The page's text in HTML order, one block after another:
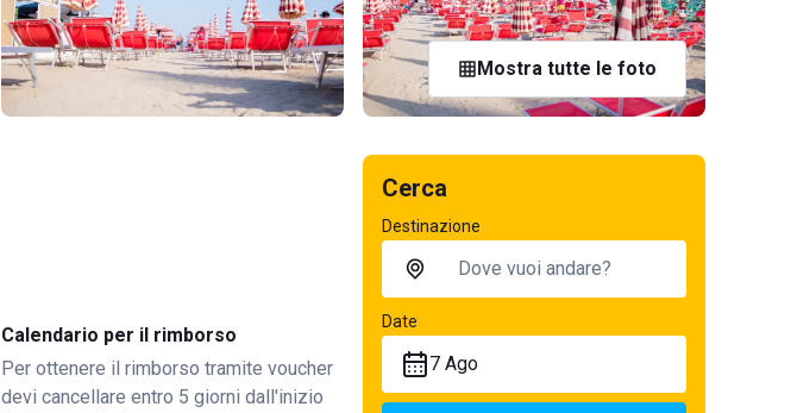
Mostra tutte le foto
Calendario per il rimborso
Per ottenere il rimborso tramite voucher
devi cancellare entro 5 giorni dall'inizio
Cerca
Destinazione
Date
7 Ago